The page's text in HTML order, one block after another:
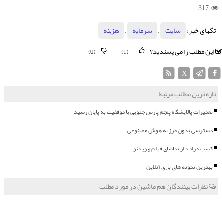
317
تگهای خبر:
سایت , سرمایه ,
هزینه
این مطلب را می پسندید؟
(0)
تازه ترین مطالب مرتبط
تعمیرات پالایشگاه پنجم پارس جنوبی با موفقیت به پایان رسید
دسترسی بدون مرز به هوش مصنوعی
کسب درامد از تماشای فیلم و ویدئو
بهترین نمونه های بازی آنلاین
نظرات بینندگان هم ماشین در مورد مطلب